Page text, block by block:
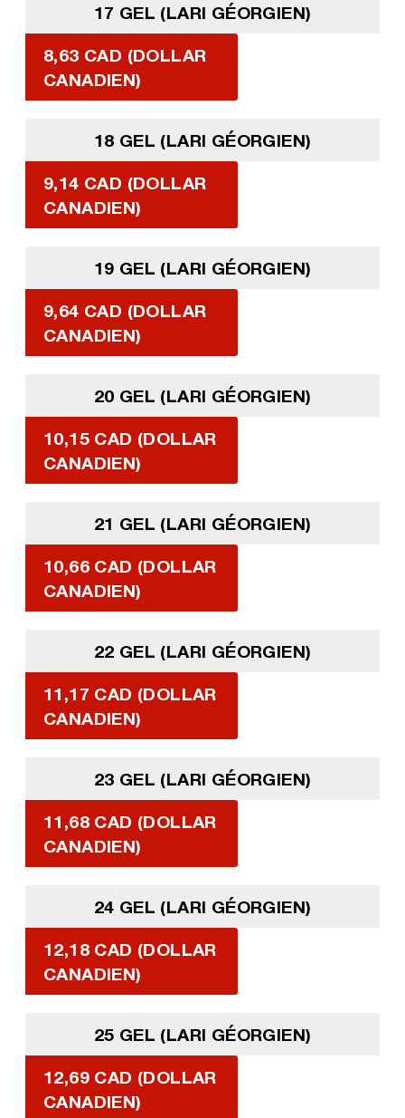
17 GEL (LARI GÉORGIEN)
8,63 CAD (DOLLAR
CANADIEN)
18 GEL (LARI GÉORGIEN)
9,14 CAD (DOLLAR
CANADIEN)
19 GEL (LARI GÉORGIEN)
9,64 CAD (DOLLAR
CANADIEN)
20 GEL (LARI GÉORGIEN)
10,15 CAD (DOLLAR
CANADIEN)
21 GEL (LARI GÉORGIEN)
10,66 CAD (DOLLAR
CANADIEN)
22 GEL (LARI GÉORGIEN)
11,17 CAD (DOLLAR
CANADIEN)
23 GEL (LARI GÉORGIEN)
11,68 CAD (DOLLAR
CANADIEN)
24 GEL (LARI GÉORGIEN)
12,18 CAD (DOLLAR
CANADIEN)
25 GEL (LARI GÉORGIEN)
12,69 CAD (DOLLAR
CANADIEN)